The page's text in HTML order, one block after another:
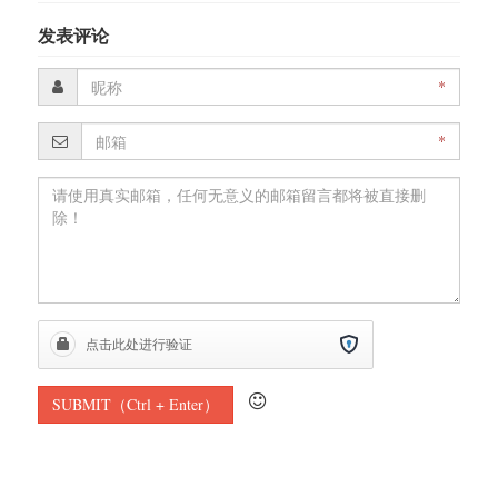
发表评论
*
*